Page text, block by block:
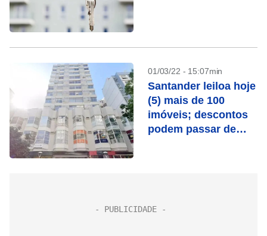
01/03/22 - 15:07min
Santander leiloa hoje
(5) mais de 100
imóveis; descontos
podem passar de